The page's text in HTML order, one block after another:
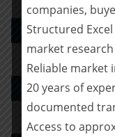
PE DEALS
M&A-Advisor
companies,
Structured
market
Reliable market
20 years of
documented
Access to